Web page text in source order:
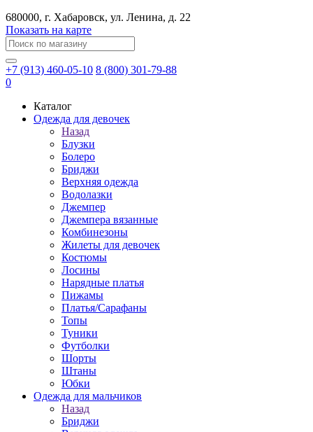
680000, г. Хабаровск, ул. Ленина, д. 22
Показать на карте
+7 (913) 460-05-10 8 (800) 301-79-88
0
Каталог
Одежда для девочек
Назад
Блузки
Болеро
Бриджи
Верхняя одежда
Водолазки
Джемпер
Джемпера вязанные
Комбинезоны
Жилеты для девочек
Костюмы
Лосины
Нарядные платья
Пижамы
Платья/Сарафаны
Топы
Туники
Футболки
Шорты
Штаны
Юбки
Одежда для мальчиков
Назад
Бриджи